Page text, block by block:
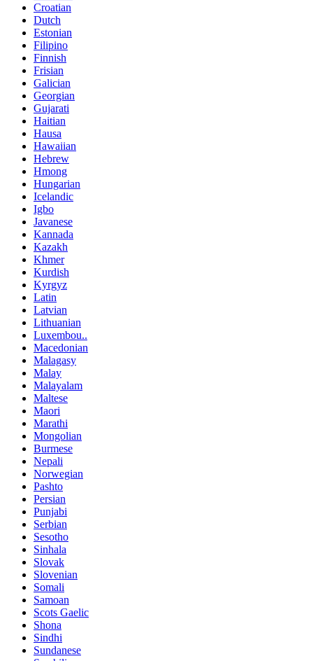
Croatian
Dutch
Estonian
Filipino
Finnish
Frisian
Galician
Georgian
Gujarati
Haitian
Hausa
Hawaiian
Hebrew
Hmong
Hungarian
Icelandic
Igbo
Javanese
Kannada
Kazakh
Khmer
Kurdish
Kyrgyz
Latin
Latvian
Lithuanian
Luxembou..
Macedonian
Malagasy
Malay
Malayalam
Maltese
Maori
Marathi
Mongolian
Burmese
Nepali
Norwegian
Pashto
Persian
Punjabi
Serbian
Sesotho
Sinhala
Slovak
Slovenian
Somali
Samoan
Scots Gaelic
Shona
Sindhi
Sundanese